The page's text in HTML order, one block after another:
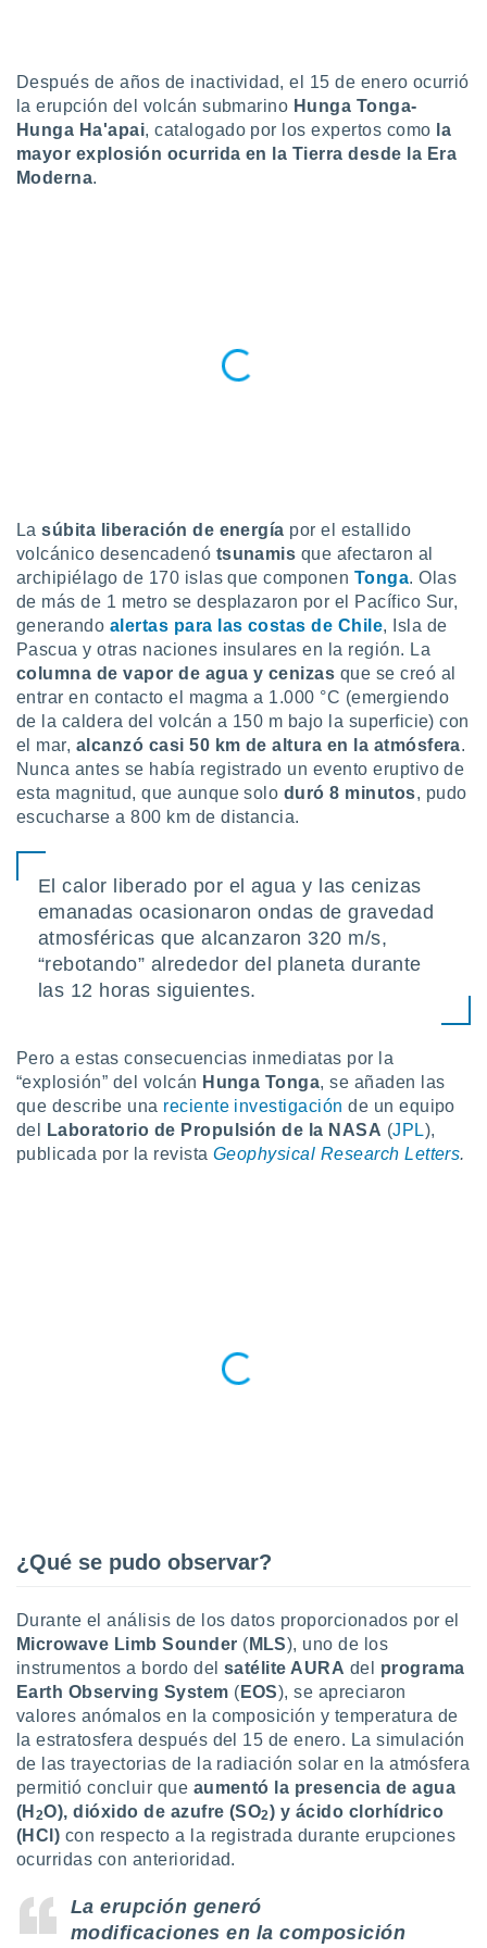
nuestra
y
En
de que
el sitio
se
para
ni para
aunque
Puedes
web a
abono
únicos
similares
en
en
de
un
o acceder
Después de años de inactividad, el 15 de enero ocurrió
la erupción del volcán submarino Hunga Tonga-
Hunga Ha'apai, catalogado por los expertos como la
mayor explosión ocurrida en la Tierra desde la Era
Moderna.
Lasúbita liberación de energía por el estallido
volcánico desencadenó tsunamis que afectaron al
archipiélago de 170 islas que componen Tonga. Olas
de más de 1 metro se desplazaron por el Pacífico Sur,
generando alertas para las costas de Chile, Isla de
Pascua y otras naciones insulares en la región. La
columna de vapor de agua y cenizas que se creó al
entrar en contacto el magma a 1.000 °C (emergiendo
de la caldera del volcán a 150 m bajo la superficie) con
el mar, alcanzó casi 50 km de altura en la atmósfera.
Nunca antes se había registrado un evento eruptivo de
esta magnitud, que aunque solo duró 8 minutos, pudo
escucharse a 800 km de distancia.
El calor liberado por el agua y las cenizas
emanadas ocasionaron ondas de gravedad
atmosféricas que alcanzaron 320 m/s,
“rebotando” alrededor del planeta durante
las 12 horas siguientes.
Pero a estas consecuencias inmediatas por la
“explosión” del volcán Hunga Tonga, se añaden las
que describe una reciente investigación de un equipo
del
Laboratorio de Propulsión de la NASA (JPL),
publicada por la revista Geophysical Research Letters.
¿Qué se pudo observar?
Durante el análisis de los datos proporcionados por el
Microwave Limb Sounder ( MLS), uno de los
instrumentos a bordo del satélite AURA del programa
Earth Observing System ( EOS), se apreciaron
valores anómalos en la composición y temperatura de
la estratosfera después del 15 de enero. La simulación
de las trayectorias de la radiación solar en la atmósfera
permitió concluir que aumentó la presencia de agua
(H 2O), dióxido de azufre (SO2) y ácido clorhídrico
(HCl) con respecto a la registrada durante erupciones
ocurridas con anterioridad.
La erupción generó
modificaciones en la composición